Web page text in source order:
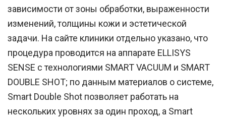
зависимости от зоны обработки, выраженности
изменений, толщины кожи и эстетической
задачи. На сайте клиники отдельно указано, что
процедура проводится на аппарате ELLISYS
SENSE с технологиями SMART VACUUM и SMART
DOUBLE SHOT; по данным материалов о системе,
Smart Double Shot позволяет работать на
нескольких уровнях за один проход, а Smart